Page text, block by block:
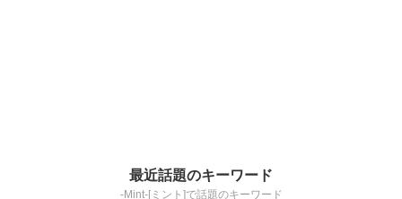
最近話題のキーワード
-Mint-[ミント]で話題のキーワード